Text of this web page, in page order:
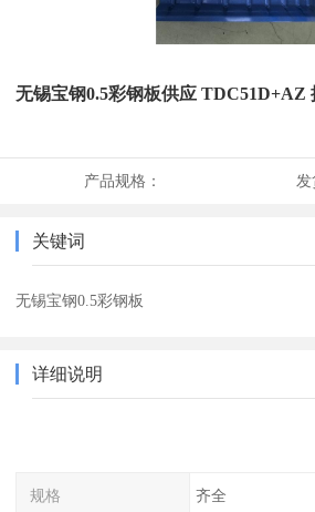
无锡宝钢0.5彩钢板供应 TDC51D+AZ
产品规格： 发
关键词
无锡宝钢0.5彩钢板
详细说明
规格 齐全